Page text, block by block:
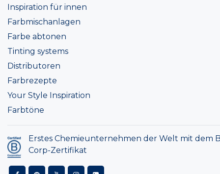
Inspiration für innen
Farbmischanlagen
Farbe abtonen
Tinting systems
Distributoren
Farbrezepte
Your Style Inspiration
Farbtöne
Erstes Chemieunternehmen der Welt mit dem
Corp-Zertifikat